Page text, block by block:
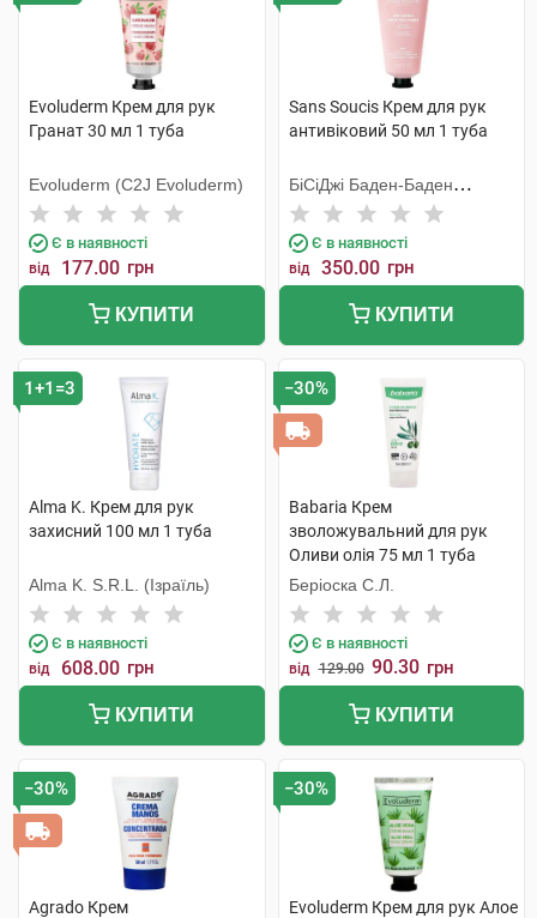
Evoluderm Крем для рук
Гранат 30 мл 1 туба
Evoluderm (C2J Evoluderm)
Є в наявності
від 177.00 грн
КУПИТИ
Sans Soucis Крем для рук
антивіковий 50 мл 1 туба
БіСіДжі Баден-Баден
Косметікс Груп Гмбх
Є в наявності
від 350.00 грн
КУПИТИ
1+1=3
Alma K. Крем для рук
захисний 100 мл 1 туба
Alma K. S.R.L. (Ізраїль)
Є в наявності
від 608.00 грн
КУПИТИ
−30%
Babaria Крем
зволожувальний для рук
Оливи олія 75 мл 1 туба
Беріоска С.Л.
Є в наявності
від 129.00 90.30 грн
КУПИТИ
−30%
Agrado Крем
−30%
Evoluderm Крем для рук Алое